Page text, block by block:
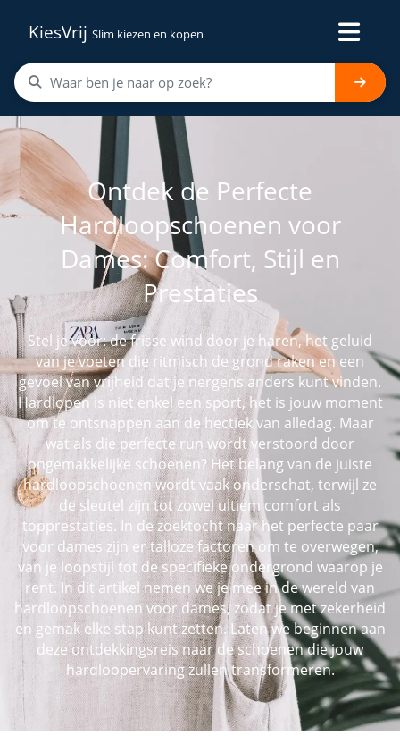
KiesVrij Slim kiezen en kopen
Ontdek de Perfecte
Hardloopschoenen voor
Dames: Comfort, Stijl en
Prestaties
Stel je voor: de frisse wind door je haren, het geluid
van je voeten die ritmisch de grond raken en een
gevoel van vrijheid dat je nergens anders kunt vinden.
Hardlopen is niet enkel een sport, het is jouw moment
om te ontsnappen aan de hectiek van alledag. Maar
wat als die perfecte run wordt verstoord door
ongemakkelijke schoenen? Het belang van de juiste
hardloopschoenen wordt vaak onderschat, terwijl ze
de sleutel zijn tot zowel ultiem comfort als
topprestaties. In de zoektocht naar het perfecte paar
voor dames zijn er talloze factoren om te overwegen,
van je loopstijl tot de specifieke ondergrond waarop je
rent. In dit artikel nemen we je mee in de wereld van
hardloopschoenen voor dames, zodat je met zekerheid
en gemak elke stap kunt zetten. Laten we beginnen aan
deze ontdekkingsreis naar de schoenen die jouw
hardloopervaring zullen transformeren.